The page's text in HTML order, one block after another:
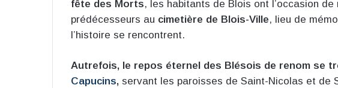
fête des Morts, les habitants de Blois ont l’occasion
prédécesseurs au cimetière de Blois-Ville, lieu de
l’histoire se rencontrent.
Autrefois, le repos éternel des Blésois de renom se
Capucins, servant les paroisses de Saint-Nicolas et de